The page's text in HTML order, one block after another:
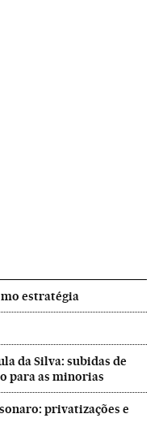
estratégia
da Silva: subidas de
para as minorias
privatizações e